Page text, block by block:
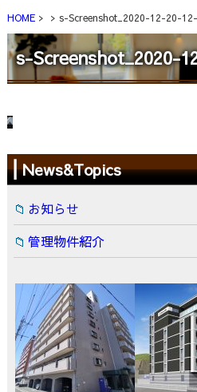
HOME s-Screenshot_2020-12-20-
s-Screenshot_2020-
News&Topics
お知らせ
管理物件紹介